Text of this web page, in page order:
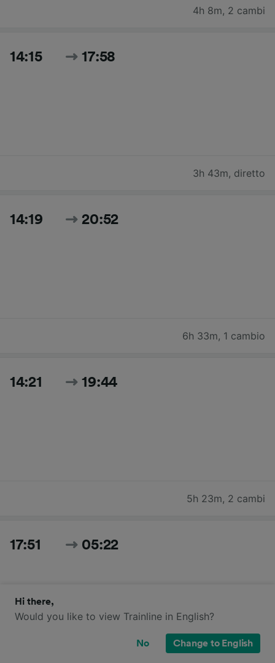
4h 8m, 2 cambi
14:15 17:58
3h 43m, diretto
14:19 20:52
6h 33m, 1 cambio
14:21 19:44
5h 23m, 2 cambi
17:51 05:22
Hi there,
Would you like to view Trainline in English?
No Change to English